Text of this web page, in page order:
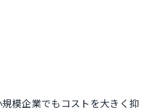
模企業でもコストを大きく抑